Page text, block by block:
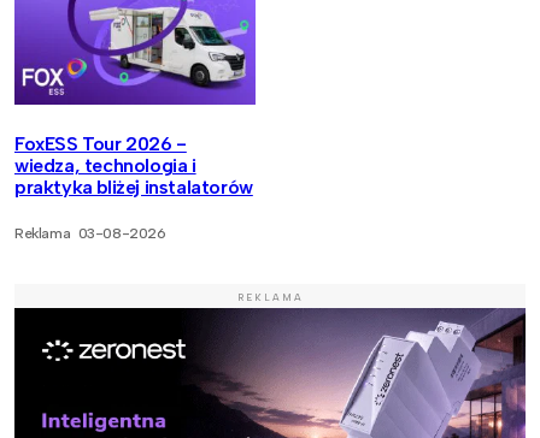
FoxESS Tour 2026 -
wiedza, technologia i
praktyka bliżej instalatorów
Reklama 03-08-2026
REKLAMA